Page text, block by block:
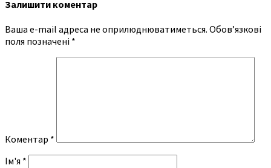
Залишити коментар
Ваша e-mail адреса не оприлюднюватиметься. Обов’язкові
поля позначені *
Коментар *
Ім'я *